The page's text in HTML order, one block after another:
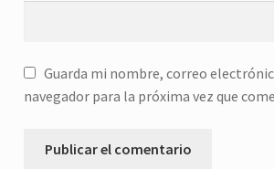
Guarda mi nombre, correo
navegador para la próxima vez que